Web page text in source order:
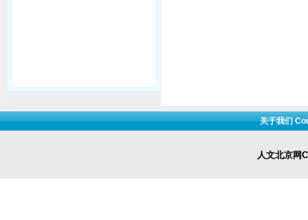
人文北京网
关于我们